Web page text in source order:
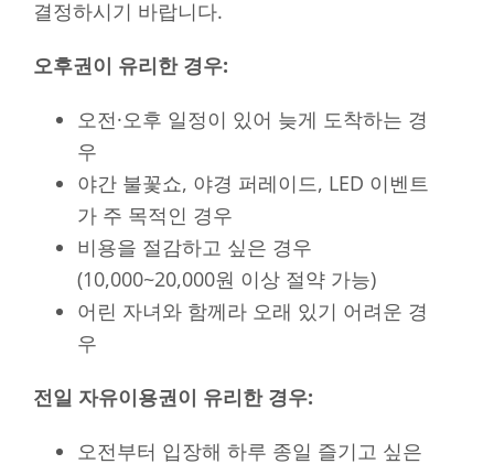
결정하시기 바랍니다.
오후권이 유리한 경우:
오전·오후 일정이 있어 늦게 도착하는 경
우
야간 불꽃쇼, 야경 퍼레이드, LED 이벤트
가 주 목적인 경우
비용을 절감하고 싶은 경우
(10,000~20,000원 이상 절약 가능)
어린 자녀와 함께라 오래 있기 어려운 경
우
전일 자유이용권이 유리한 경우:
오전부터 입장해 하루 종일 즐기고 싶은